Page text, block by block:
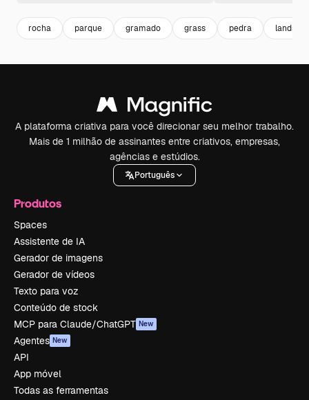
rocha parque gramado grass pedra
A plataforma criativa para você direcionar seu melhor trabalho.
Mais de 1 milhão de assinantes entre criativos, empresas,
agências e estúdios.
Português
Produtos
Spaces
Assistente de IA
Gerador de imagens
Gerador de vídeos
Texto para voz
Conteúdo de stock
MCP para Claude/ChatGPT New
Agentes New
API
App móvel
Todas as ferramentas